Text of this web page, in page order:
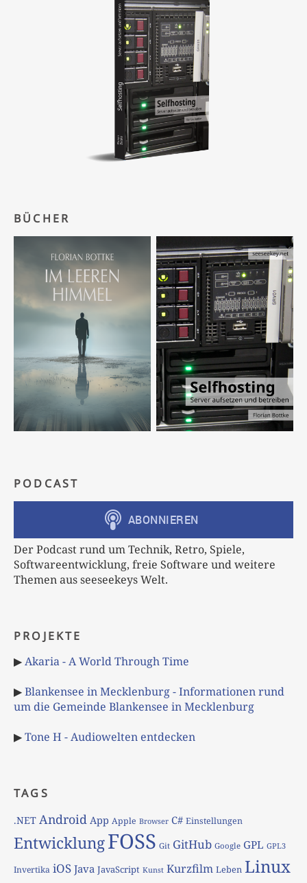
BÜCHER
PODCAST
Der Podcast rund um Technik, Retro, Spiele,
Softwareentwicklung, freie Software und weitere
Themen aus seeseekeys Welt.
PROJEKTE
▶Akaria - A World Through Time
▶Blankensee in Mecklenburg - Informationen rund
um die Gemeinde Blankensee in Mecklenburg
▶Tone H - Audiowelten entdecken
TAGS
.NET Android App Apple Browser C# Einstellungen
EntwicklungFOSS Git GitHub Google GPL GPL3
Invertika iOS Java JavaScript Kunst Kurzfilm Leben Linux